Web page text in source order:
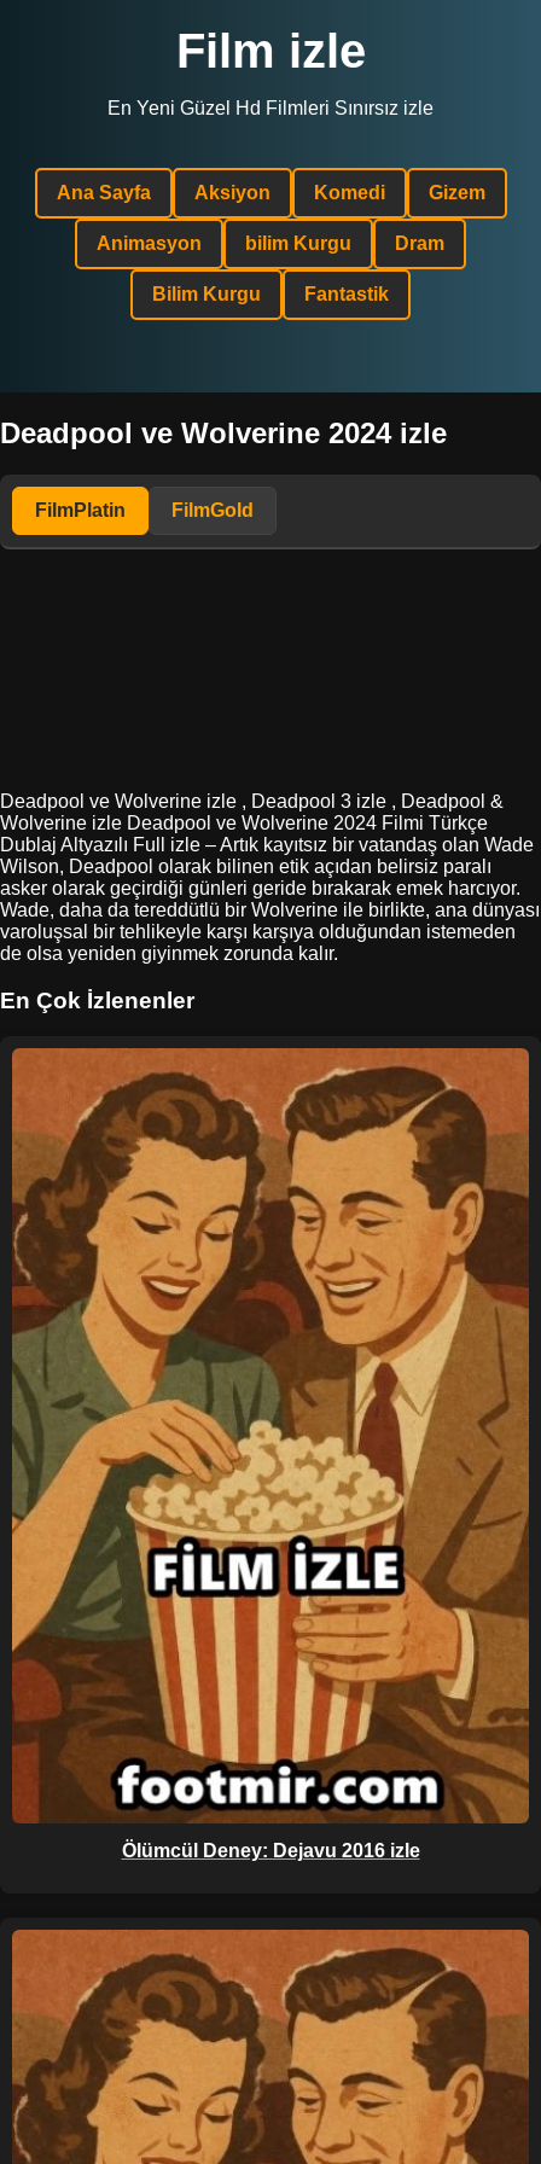
Film izle
En Yeni Güzel Hd Filmleri Sınırsız izle
Ana Sayfa Aksiyon Komedi Gizem
Animasyon bilim Kurgu Dram
Bilim Kurgu Fantastik
Deadpool ve Wolverine 2024 izle
FilmPlatin FilmGold
Deadpool ve Wolverine izle , Deadpool 3 izle , Deadpool &
Wolverine izle Deadpool ve Wolverine 2024 Filmi Türkçe
Dublaj Altyazılı Full izle – Artık kayıtsız bir vatandaş olan Wade
Wilson, Deadpool olarak bilinen etik açıdan belirsiz paralı
asker olarak geçirdiği günleri geride bırakarak emek harcıyor.
Wade, daha da tereddütlü bir Wolverine ile birlikte, ana dünyası
varoluşsal bir tehlikeyle karşı karşıya olduğundan istemeden
de olsa yeniden giyinmek zorunda kalır.
En Çok İzlenenler
Ölümcül Deney: Dejavu 2016 izle